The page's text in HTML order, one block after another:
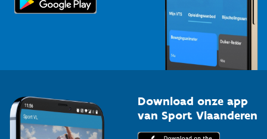
Topsporters
Download onze app
van Sport Vlaanderen